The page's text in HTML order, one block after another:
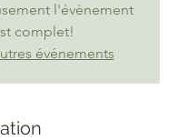
l'évènement
complet!
événements